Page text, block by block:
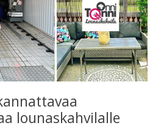
lounaskahvilalle